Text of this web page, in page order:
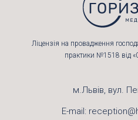
Ліцензія на провадження
практики №1518 від
м.Львів, вул.
E-mail: